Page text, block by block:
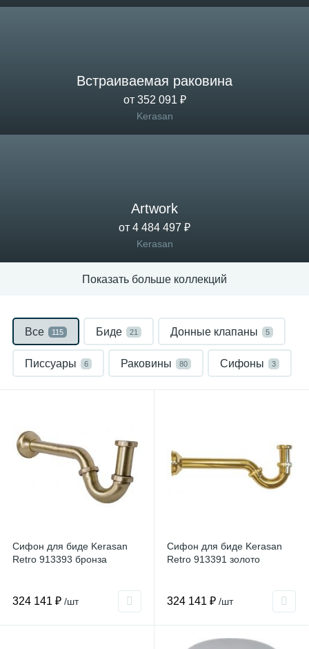
Встраиваемая раковина
от 352 091 ₽
Kerasan
Artwork
от 4 484 497 ₽
Kerasan
Показать больше коллекций
Все 115 Биде 21 Донные клапаны 5
Писсуары 6 Раковины 80 Сифоны 3
Сифон для биде Kerasan
Retro 913393 бронза
324 141 ₽ /шт
Сифон для биде Kerasan
Retro 913391 золото
324 141 ₽ /шт